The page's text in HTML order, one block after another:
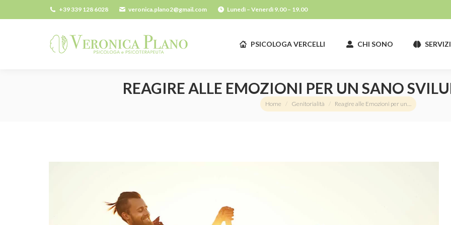
+39 339 128 6028 veronica.plano2@gmail.com Lunedì – Venerdì 9.00 – 19.00
PSICOLOGA VERCELLI CHI SONO
REAGIRE ALLE EMOZIONI PER UN SANO
You are here:
Home Genitorialità Reagire alle Emozioni per un…